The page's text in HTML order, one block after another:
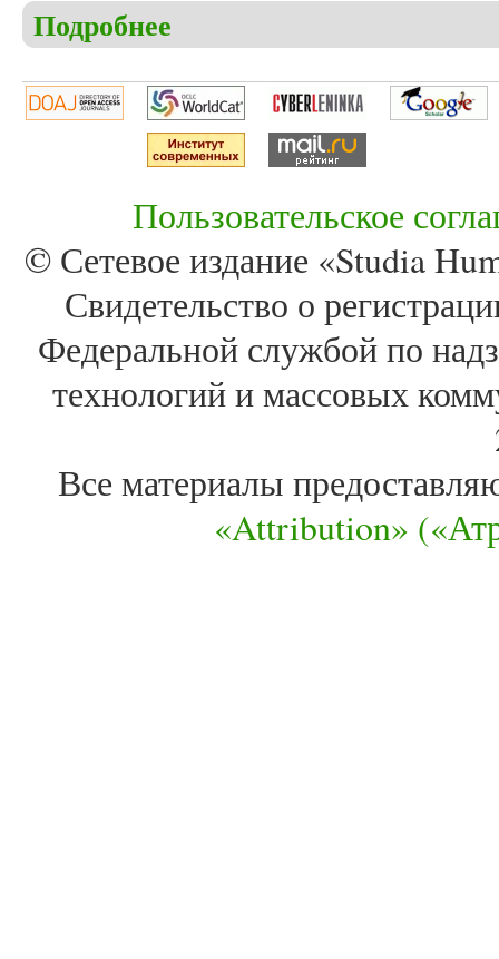
Подробнее
Пользовательское
© Сетевое издание «Studia
Свидетельство о
Федеральной службой по
технологий и массовых
Все материалы
«Attribution»